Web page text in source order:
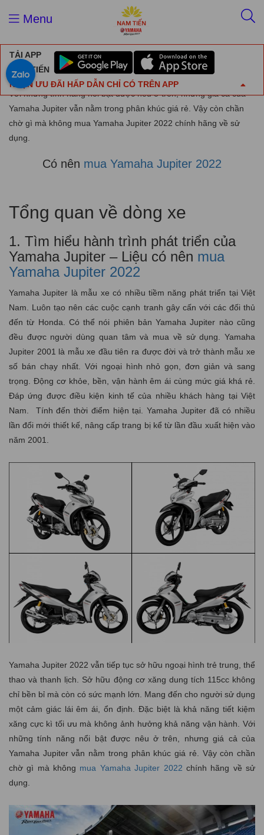
Menu
TẢI APP
NAM TIẾN
NHẬN ƯU ĐÃI HẤP DẪN CHỈ CÓ TRÊN APP
Có nên mua Yamaha Jupiter 2022
22/11/2022 Tin tức
Với những tính năng nổi bật được nêu ở trên, nhưng giá cả của
Yamaha Jupiter vẫn nằm trong phân khúc giá rẻ. Vậy còn chần
chờ gì mà không mua Yamaha Jupiter 2022 chính hãng về sử
dụng.
Có nên mua Yamaha Jupiter 2022
Tổng quan về dòng xe
1. Tìm hiểu hành trình phát triển của
Yamaha Jupiter – Liệu có nên mua
Yamaha Jupiter 2022
Yamaha Jupiter là mẫu xe có nhiều tiềm năng phát triển tại Việt
Nam. Luôn tạo nên các cuộc cạnh tranh gây cấn với các đối thủ
đến từ Honda. Có thể nói phiên bản Yamaha Jupiter nào cũng
đều được người dùng quan tâm và mua về sử dụng. Yamaha
Jupiter 2001 là mẫu xe đầu tiên ra được đời và trở thành mẫu xe
số bán chạy nhất. Với ngoại hình nhỏ gọn, đơn giản và sang
trọng. Động cơ khỏe, bền, vận hành êm ái cùng mức giá khá rẻ.
Đáp ứng được điều kiện kinh tế của nhiều khách hàng tại Việt
Nam. Tính đến thời điểm hiện tại. Yamaha Jupiter đã có nhiều
lần đổi mới thiết kế, nâng cấp trang bị kể từ lần đầu xuất hiện vào
năm 2001.
Yamaha Jupiter 2022 vẫn tiếp tục sở hữu ngoại hình trẻ trung, thể
thao và thanh lịch. Sở hữu động cơ xăng dung tích 115cc không
chỉ bền bỉ mà còn có sức mạnh lớn. Mang đến cho người sử dụng
một cảm giác lái êm ái, ổn định. Đặc biệt là khả năng tiết kiệm
xăng cực kì tối ưu mà không ảnh hưởng khả năng vận hành. Với
những tính năng nổi bật được nêu ở trên, nhưng giá cả của
Yamaha Jupiter vẫn nằm trong phân khúc giá rẻ. Vậy còn chần
chờ gì mà không mua Yamaha Jupiter 2022 chính hãng về sử
dụng.